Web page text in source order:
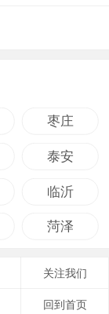
枣庄
泰安
临沂
菏泽
关注我们
回到首页